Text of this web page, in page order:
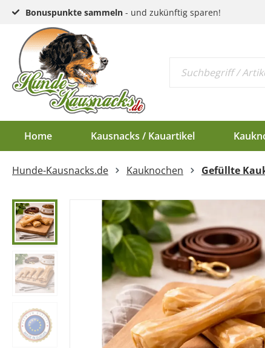
Bonuspunkte sammeln - und zukünftig sparen!
Home Kausnacks / Kauartikel
Schlund &
Kopfhaut & Haut
Sehnen
Ziemer
Ohren
Strossen
Fleisch
Lunge
Kauknochen EU-
Kauknochen
Endloswürstchen
Mini-Würstchen
Kaugeweihe Half
Dam-Schäufle
Hirschgeweih-
Hunde-Kausnacks.de Kauknochen Gefüllte